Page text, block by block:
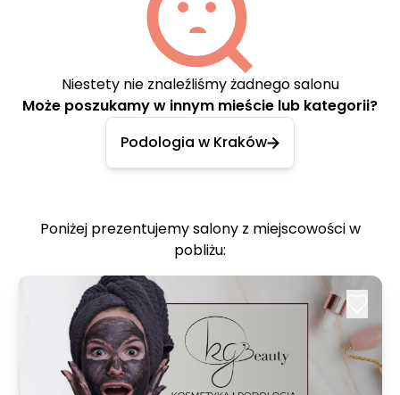
Niestety nie znaleźliśmy żadnego salonu
Może poszukamy w innym mieście lub kategorii?
Podologia w Kraków
Poniżej prezentujemy salony z miejscowości w
pobliżu: